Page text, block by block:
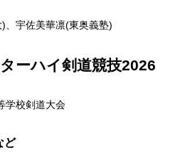
、宇佐美華凛(東奥義塾)
ーハイ剣道競技2026
学校剣道大会
ど